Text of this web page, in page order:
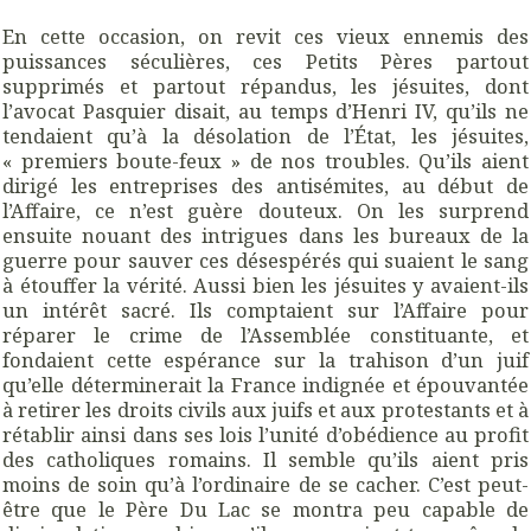
En cette occasion, on revit ces vieux ennemis des
puissances séculières, ces Petits Pères partout
supprimés et partout répandus, les jésuites, dont
l’avocat Pasquier disait, au temps d’Henri IV, qu’ils ne
tendaient qu’à la désolation de l’État, les jésuites,
« premiers boute-feux » de nos troubles. Qu’ils aient
dirigé les entreprises des antisémites, au début de
l’Affaire, ce n’est guère douteux. On les surprend
ensuite nouant des intrigues dans les bureaux de la
guerre pour sauver ces désespérés qui suaient le sang
à étouffer la vérité. Aussi bien les jésuites y avaient-ils
un intérêt sacré. Ils comptaient sur l’Affaire pour
réparer le crime de l’Assemblée constituante, et
fondaient cette espérance sur la trahison d’un juif
qu’elle déterminerait la France indignée et épouvantée
à retirer les droits civils aux juifs et aux protestants et à
rétablir ainsi dans ses lois l’unité d’obédience au profit
des catholiques romains. Il semble qu’ils aient pris
moins de soin qu’à l’ordinaire de se cacher. C’est peut-
être que le Père Du Lac se montra peu capable de